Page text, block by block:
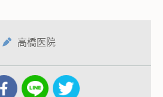
高橋医院